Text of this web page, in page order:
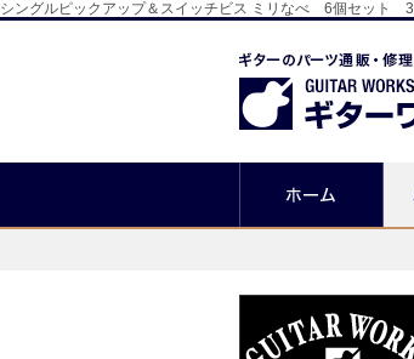
シングルピックアップ＆スイッチビス ミリなべ 6個セット